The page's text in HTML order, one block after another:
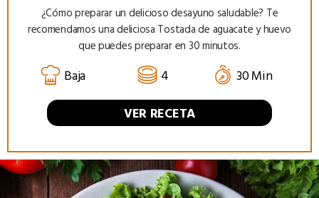
¿Cómo preparar un delicioso desayuno saludable? Te
recomendamos una deliciosa Tostada de aguacate y huevo
que puedes preparar en 30 minutos.
Baja 4
30 Min
VER RECETA